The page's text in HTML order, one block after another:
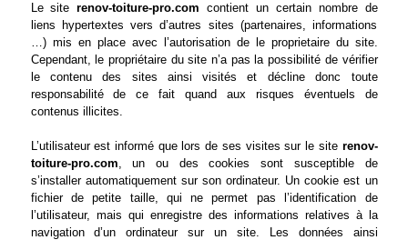
Le siterenov-toiture-pro.com contient un certain nombre de
liens hypertextes vers d’autres sites (partenaires, informations
…) mis en place avec l’autorisation de le proprietaire du site.
Cependant, le propriétaire du site n’a pas la possibilité de vérifier
le contenu des sites ainsi visités et décline donc toute
responsabilité de ce fait quand aux risques éventuels de
contenus illicites.
L’utilisateur est informé que lors de ses visites sur le site renov-
toiture-pro.com, un ou des cookies sont susceptible de
s’installer automatiquement sur son ordinateur. Un cookie est un
fichier de petite taille, qui ne permet pas l’identification de
l’utilisateur, mais qui enregistre des informations relatives à la
navigation d’un ordinateur sur un site. Les données ainsi